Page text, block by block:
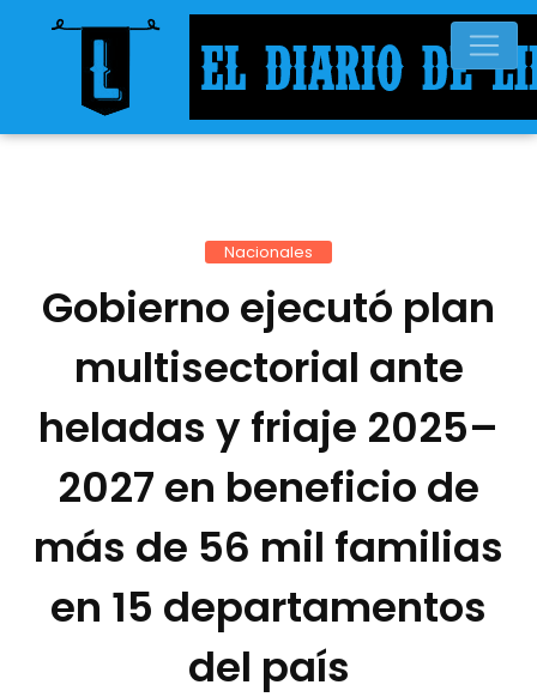
Nacionales
Gobierno ejecutó plan
multisectorial ante
heladas y friaje 2025–
2027 en beneficio de
más de 56 mil familias
en 15 departamentos
del país